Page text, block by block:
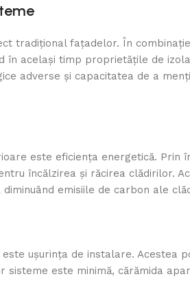
tradițional fațadelor. În
în același timp proprietățile de
adverse și capacitatea de a
este eficiența energetică. Prin
încălzirea și răcirea clădirilor.
emisiile de carbon ale
ușurința de instalare. Acestea
este minimă, cărămida